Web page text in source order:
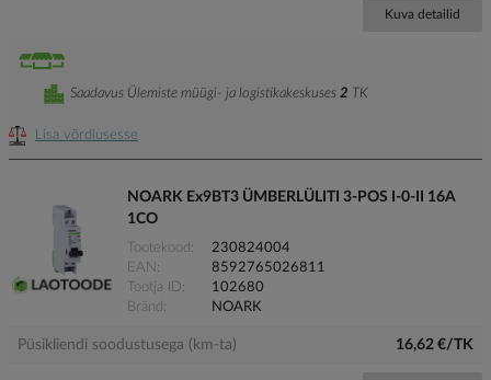
Kuva detailid
Lisa võrdlusesse
Saadavus Ülemiste müügi- ja logistikakeskuses 2 TK
NOARK Ex9BT3 ÜMBERLÜLITI 3-POS I-0-II 16A
1CO
Tootekood
230824004
EAN
8592765026811
Tootja ID
102680
Bränd
NOARK
Püsikliendi soodustusega (km-ta) 16,62 €/TK